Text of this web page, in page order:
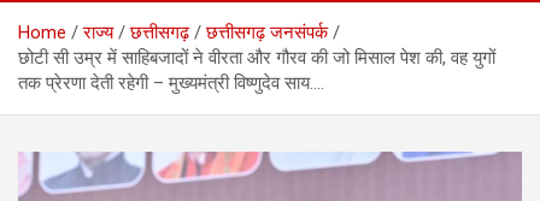
Home राज्य छत्तीसगढ़
छत्तीसगढ़ जनसंपर्क
छोटी सी उम्र में साहिबजादों ने वीरता और गौरव की जो मिसाल पेश की, वह युगों
तक प्रेरणा देती रहेगी – मुख्यमंत्री विष्णुदेव साय….